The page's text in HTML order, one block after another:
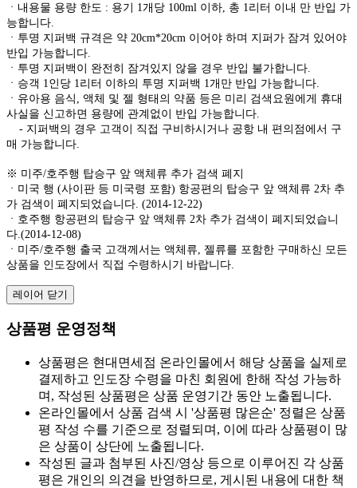
ㆍ내용물 용량 한도 : 용기 1개당 100ml 이하, 총 1리터 이내 만 반입 가
능합니다.
ㆍ투명 지퍼백 규격은 약 20cm*20cm 이어야 하며 지퍼가 잠겨 있어야
반입 가능합니다.
ㆍ투명 지퍼백이 완전히 잠겨있지 않을 경우 반입 불가합니다.
ㆍ승객 1인당 1리터 이하의 투명 지퍼백 1개만 반입 가능합니다.
ㆍ유아용 음식, 액체 및 젤 형태의 약품 등은 미리 검색요원에게 휴대
사실을 신고하면 용량에 관계없이 반입 가능합니다.
- 지퍼백의 경우 고객이 직접 구비하시거나 공항 내 편의점에서 구
매 가능합니다.
※ 미주/호주행 탑승구 앞 액체류 추가 검색 폐지
ㆍ미국 행 (사이판 등 미국령 포함) 항공편의 탑승구 앞 액체류 2차 추
가 검색이 폐지되었습니다. (2014-12-22)
ㆍ호주행 항공편의 탑승구 앞 액체류 2차 추가 검색이 폐지되었습니
다.(2014-12-08)
ㆍ미주/호주행 출국 고객께서는 액체류, 젤류를 포함한 구매하신 모든
상품을 인도장에서 직접 수령하시기 바랍니다.
레이어 닫기
상품평 운영정책
상품평은 현대면세점 온라인몰에서 해당 상품을 실제로
결제하고 인도장 수령을 마친 회원에 한해 작성 가능하
며, 작성된 상품평은 상품 운영기간 동안 노출됩니다.
온라인몰에서 상품 검색 시 '상품평 많은순' 정렬은 상품
평 작성 수를 기준으로 정렬되며, 이에 따라 상품평이 많
은 상품이 상단에 노출됩니다.
작성된 글과 첨부된 사진/영상 등으로 이루어진 각 상품
평은 개인의 의견을 반영하므로, 게시된 내용에 대한 책